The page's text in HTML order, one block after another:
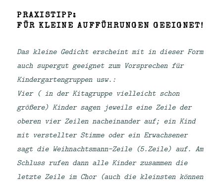
PRAXISTIPP:
FÜR KLEINE AUFFÜHRUNGEN GEEIGNET!
Das kleine Gedicht erscheint mit in dieser Form
auch supergut geeignet zum Vorsprechen für
Kindergartengruppen usw.:
Vier ( in der Kitagruppe vielleicht schon
größere) Kinder sagen jeweils eine Zeile der
oberen vier Zeilen nacheinander auf; ein Kind
mit verstellter Stimme oder ein Erwachsener
sagt die Weihnachtsmann-Zeile (5.Zeile) auf. Am
Schluss rufen dann alle Kinder zusammen die
letzte Zeile im Chor (auch die kleinsten können